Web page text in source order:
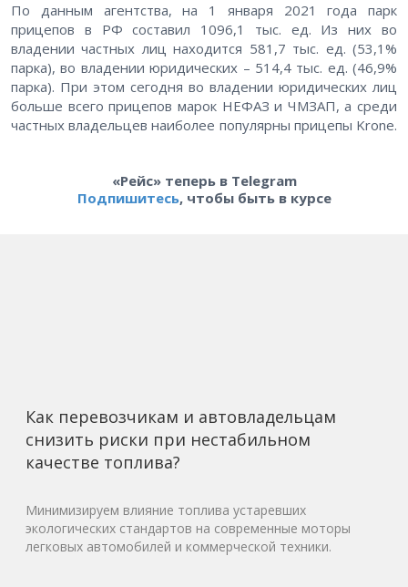
По данным агентства, на 1 января 2021 года парк
прицепов в РФ составил 1096,1 тыс. ед. Из них во
владении частных лиц находится 581,7 тыс. ед. (53,1%
парка), во владении юридических – 514,4 тыс. ед. (46,9%
парка). При этом сегодня во владении юридических лиц
больше всего прицепов марок НЕФАЗ и ЧМЗАП, а среди
частных владельцев наиболее популярны прицепы Krone.
«Рейс» теперь в Telegram
Подпишитесь, чтобы быть в курсе
Как перевозчикам и автовладельцам
снизить риски при нестабильном
качестве топлива?
Минимизируем влияние топлива устаревших
экологических стандартов на современные моторы
легковых автомобилей и коммерческой техники.